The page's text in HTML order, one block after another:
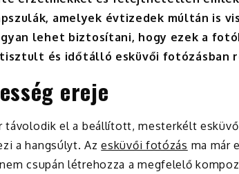
amelyek évtizedek múltán is
lehet biztosítani, hogy ezek a
és időtálló esküvői fotózásban
ereje
távolodik el a beállított, mesterkélt
a hangsúlyt. Azesküvői fotózás ma már
csupán létrehozza a megfelelő